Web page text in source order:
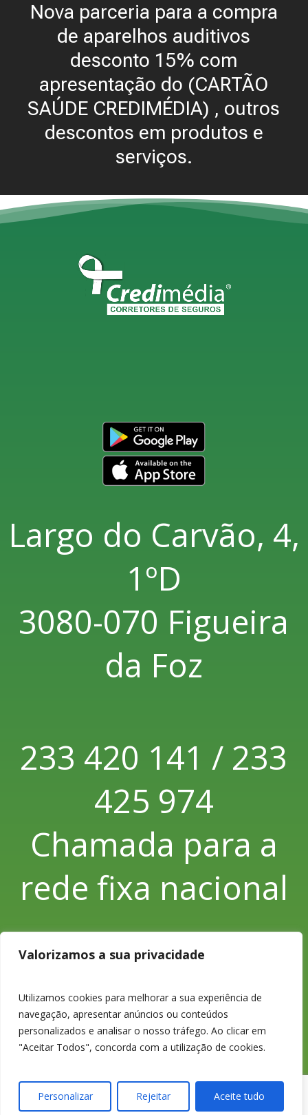
Valorizamos a sua privacidade
Utilizamos cookies para melhorar a sua experiência de
navegação, apresentar anúncios ou conteúdos
personalizados e analisar o nosso tráfego. Ao clicar em
"Aceitar Todos", concorda com a utilização de cookies.
Personalizar Rejeitar Aceite tudo
Nova parceria para a compra
de aparelhos auditivos
desconto 15% com
apresentação do (CARTÃO
SAÚDE CREDIMÉDIA) , outros
descontos em produtos e
serviços.
Largo do Carvão, 4,
1ºD
3080-070 Figueira
da Foz
233 420 141 / 233
425 974
Chamada para a
rede fixa nacional
Chamada para a
rede fixa nacional